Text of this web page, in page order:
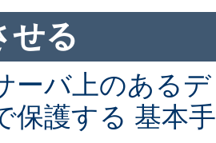
せる
ーバ上のある
保護する 基本